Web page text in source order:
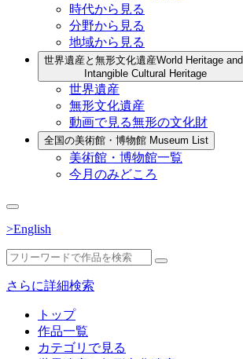
時代から見る
分野から見る
地域から見る
世界遺産と無形文化遺産World Heritage and
Intangible Cultural Heritage
世界遺産
無形文化遺産
動画で見る無形の文化財
全国の美術館・博物館 Museum List
美術館・博物館一覧
今月のみどころ
>English
さらに詳細検索
トップ
作品一覧
カテゴリで見る